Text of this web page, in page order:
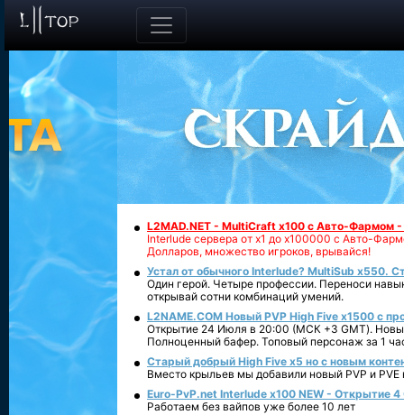
L2MAD.NET - MultiCraft x100 с Авто-Фармом
Interlude сервера от х1 до х100000 с Авто-
Долларов, множество игроков, врывайся!
Устал от обычного Interlude? MultiSub x550.
Один герой. Четыре профессии. Переноси
открывай сотни комбинаций умений.
L2NAME.COM Новый PVP High Five x1500 с
Открытие 24 Июля в 20:00 (МСК +3 GMT).
Полноценный бафер. Топовый персонаж за 1
Старый добрый High Five x5 но с новым
Вместо крыльев мы добавили новый PVP и PVE
Euro-PvP.net Interlude х100 NEW - Открытие 4
Работаем без вайпов уже более 10 лет